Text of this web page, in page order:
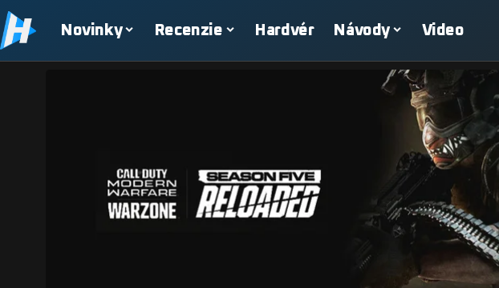
Novinky Recenzie Hardvér Návody Video